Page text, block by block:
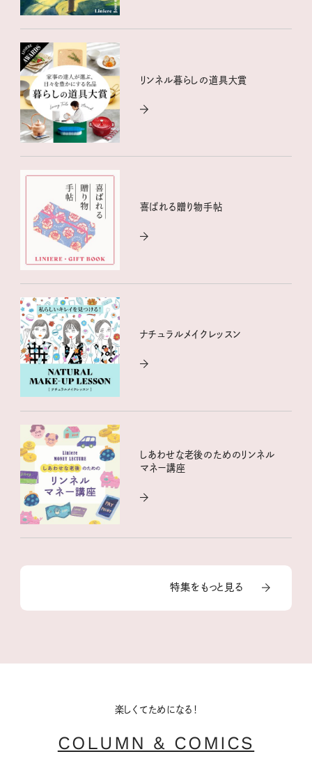
リンネル暮らしの道具大賞
喜ばれる贈り物手帖
ナチュラルメイクレッスン
しあわせな老後のためのリンネル
マネー講座
特集をもっと見る
楽しくてためになる！
COLUMN & COMICS